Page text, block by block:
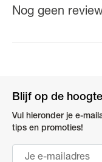
Nog geen
Blijf op de
Vul hieronder je e-
tips en promoties!